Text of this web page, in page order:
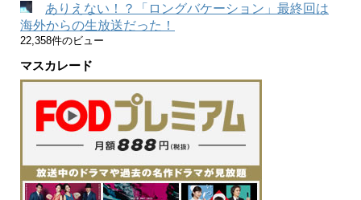
ありえない！？「ロングバケーション」最終回は
海外からの生放送だった！
22,358件のビュー
マスカレード